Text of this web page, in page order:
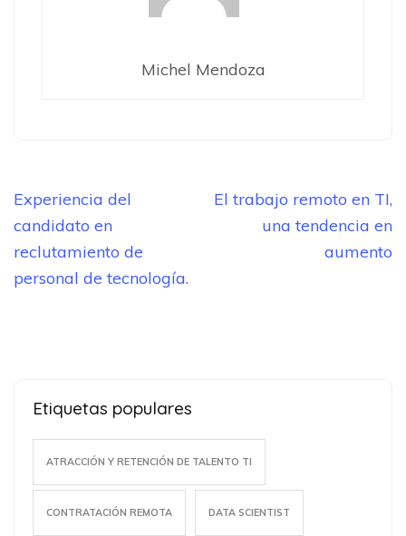
Michel Mendoza
Navegación
de
entradas
Experiencia del
candidato en
reclutamiento de
personal de tecnología.
El trabajo remoto en TI,
una tendencia en
aumento
Etiquetas populares
ATRACCIÓN Y RETENCIÓN DE TALENTO TI
CONTRATACIÓN REMOTA DATA SCIENTIST